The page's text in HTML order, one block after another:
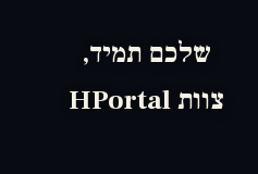
שלכם תמיד,
צוות HPortal